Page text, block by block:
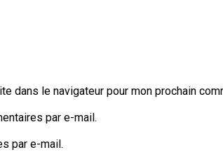
dans le navigateur pour mon prochain
par e-mail.
par e-mail.